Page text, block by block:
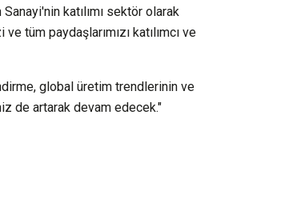
katılımı sektör olarak
tüm paydaşlarımızı katılımcı ve
global üretim trendlerinin ve
de artarak devam edecek."